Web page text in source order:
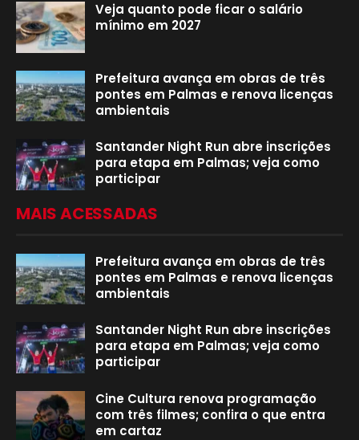
Veja quanto pode ficar o salário
mínimo em 2027
Prefeitura avança em obras de três
pontes em Palmas e renova licenças
ambientais
Santander Night Run abre inscrições
para etapa em Palmas; veja como
participar
MAIS ACESSADAS
Prefeitura avança em obras de três
pontes em Palmas e renova licenças
ambientais
Santander Night Run abre inscrições
para etapa em Palmas; veja como
participar
Cine Cultura renova programação
com três filmes; confira o que entra
em cartaz